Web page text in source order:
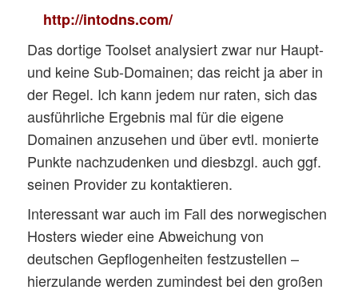
http://intodns.com/
Das dortige Toolset analysiert zwar nur Haupt-
und keine Sub-Domainen; das reicht ja aber in
der Regel. Ich kann jedem nur raten, sich das
ausführliche Ergebnis mal für die eigene
Domainen anzusehen und über evtl. monierte
Punkte nachzudenken und diesbzgl. auch ggf.
seinen Provider zu kontaktieren.
Interessant war auch im Fall des norwegischen
Hosters wieder eine Abweichung von
deutschen Gepflogenheiten festzustellen –
hierzulande werden zumindest bei den großen